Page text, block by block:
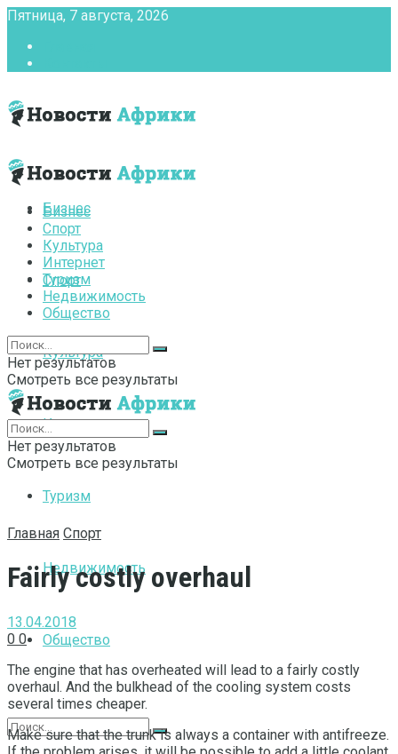
Пятница, 7 августа, 2026
Бизнес
Спорт
Культура
Интернет
Туризм
Недвижимость
Общество
Бизнес
Спорт
Культура
Интернет
Туризм
Недвижимость
Общество
Нет результатов
Смотреть все результаты
Нет результатов
Смотреть все результаты
Главная Спорт
Fairly costly overhaul
13.04.2018
0 0
The engine that has overheated will lead to a fairly costly
overhaul. And the bulkhead of the cooling system costs
several times cheaper.
Make sure that the trunk is always a container with antifreeze.